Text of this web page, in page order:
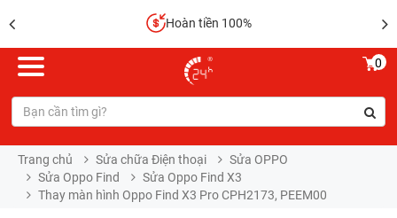
Hoàn tiền 100%
0
Trang chủ Sửa chữa Điện thoại
Sửa OPPO
Sửa Oppo Find
Sửa Oppo Find X3
Thay màn hình Oppo Find X3 Pro CPH2173, PEEM00